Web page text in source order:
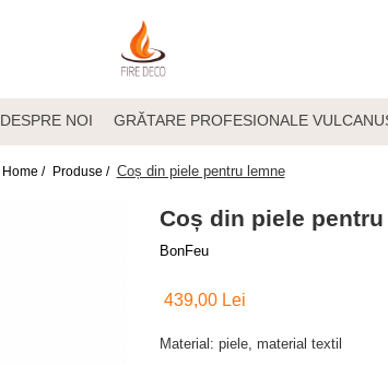
DESPRE NOI GRĂTARE PROFESIONALE
Home / Produse / Coș din piele pentru lemne
Coș din piele pentru
BonFeu
439,00 Lei
Material: piele, material textil